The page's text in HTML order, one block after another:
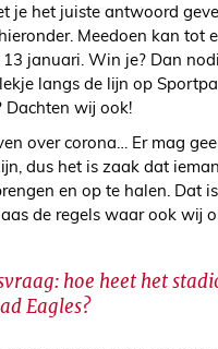
je het juiste antwoord
Meedoen kan tot
januari. Win je? Dan
langs de lijn op
Dachten wij ook!
over corona… Er mag
dus het is zaak dat
en op te halen. Dat
de regels waar ook wij
hoe heet het
Eagles?